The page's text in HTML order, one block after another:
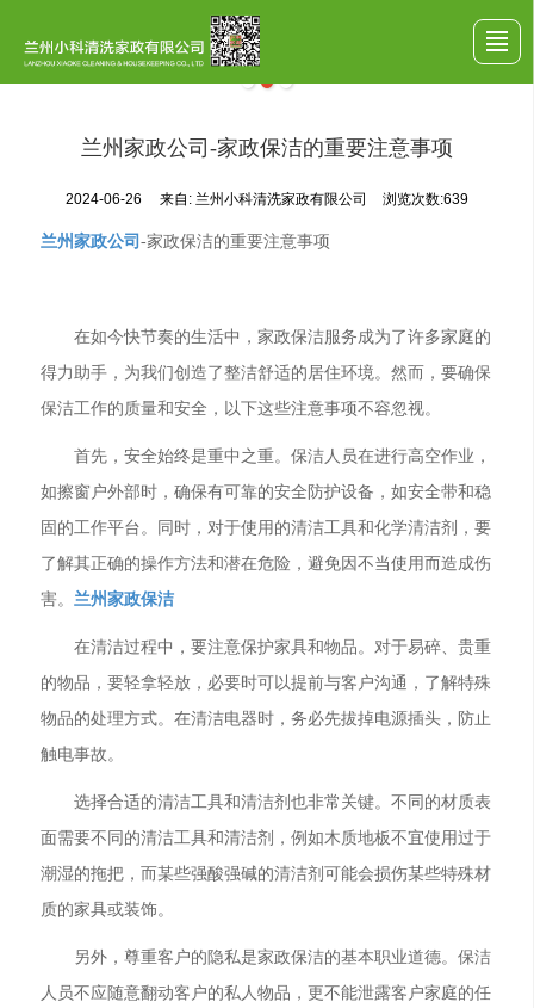
兰州家政公司-家政保洁的重要注意事项
2024-06-26 来自: 兰州小科清洗家政有限公司 浏览次数:639
兰州家政公司-家政保洁的重要注意事项
在如今快节奏的生活中，家政保洁服务成为了许多家庭的
得力助手，为我们创造了整洁舒适的居住环境。然而，要确保
保洁工作的质量和安全，以下这些注意事项不容忽视。
首先，安全始终是重中之重。保洁人员在进行高空作业，
如擦窗户外部时，确保有可靠的安全防护设备，如安全带和稳
固的工作平台。同时，对于使用的清洁工具和化学清洁剂，要
了解其正确的操作方法和潜在危险，避免因不当使用而造成伤
害。兰州家政保洁
在清洁过程中，要注意保护家具和物品。对于易碎、贵重
的物品，要轻拿轻放，必要时可以提前与客户沟通，了解特殊
物品的处理方式。在清洁电器时，务必先拔掉电源插头，防止
触电事故。
选择合适的清洁工具和清洁剂也非常关键。不同的材质表
面需要不同的清洁工具和清洁剂，例如木质地板不宜使用过于
潮湿的拖把，而某些强酸强碱的清洁剂可能会损伤某些特殊材
质的家具或装饰。
另外，尊重客户的隐私是家政保洁的基本职业道德。保洁
人员不应随意翻动客户的私人物品，更不能泄露客户家庭的任